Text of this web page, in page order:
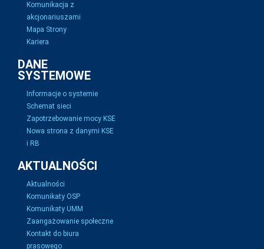
Komunikacja z
akcjonariuszami
Mapa Strony
Kariera
DANE
SYSTEMOWE
Informacje o systemie
Schemat sieci
Zapotrzebowanie mocy KSE
Nowa strona z danymi KSE
i RB
AKTUALNOŚCI
Aktualności
Komunikaty OSP
Komunikaty UMM
Zaangażowanie społeczne
Kontakt do biura
prasowego